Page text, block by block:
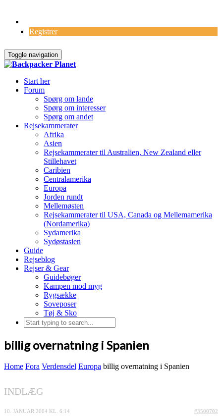
Registrer
Toggle navigation
Start her
Forum
Spørg om lande
Spørg om interesser
Spørg om andet
Rejsekammerater
Afrika
Asien
Rejsekammerater til Australien, New Zealand eller
Stillehavet
Caribien
Centralamerika
Europa
Jorden rundt
Mellemøsten
Rejsekammerater til USA, Canada og Mellemamerika
(Nordamerika)
Sydamerika
Sydøstasien
Guide
Rejseblog
Rejser & Gear
Guidebøger
Kampen mod myg
Rygsække
Soveposer
Tøj & Sko
billig overnatning i Spanien
Home Fora Verdensdel Europa billig overnatning i Spanien
INDLÆG
10. JANUAR 2004 KL. 6:14 #3500702